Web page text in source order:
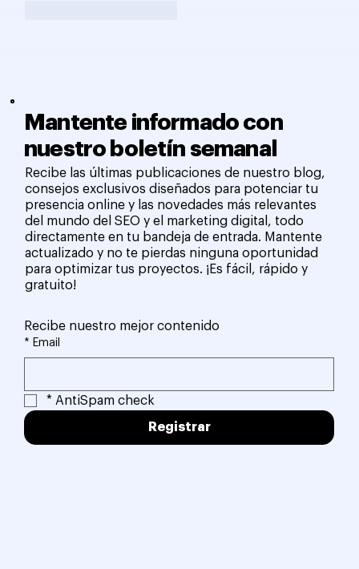
Mantente informado con
nuestro boletín semanal
Recibe las últimas publicaciones de nuestro blog,
consejos exclusivos diseñados para potenciar tu
presencia online y las novedades más relevantes
del mundo del SEO y el marketing digital, todo
directamente en tu bandeja de entrada. Mantente
actualizado y no te pierdas ninguna oportunidad
para optimizar tus proyectos. ¡Es fácil, rápido y
gratuito!
Recibe nuestro mejor contenido
* Email
* AntiSpam check
Registrar